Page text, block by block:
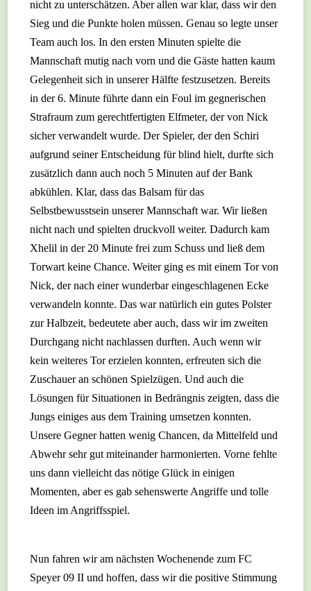
nicht zu unterschätzen. Aber allen war klar, dass wir den
Sieg und die Punkte holen müssen. Genau so legte unser
Team auch los. In den ersten Minuten spielte die
Mannschaft mutig nach vorn und die Gäste hatten kaum
Gelegenheit sich in unserer Hälfte festzusetzen. Bereits
in der 6. Minute führte dann ein Foul im gegnerischen
Strafraum zum gerechtfertigten Elfmeter, der von Nick
sicher verwandelt wurde. Der Spieler, der den Schiri
aufgrund seiner Entscheidung für blind hielt, durfte sich
zusätzlich dann auch noch 5 Minuten auf der Bank
abkühlen. Klar, dass das Balsam für das
Selbstbewusstsein unserer Mannschaft war. Wir ließen
nicht nach und spielten druckvoll weiter. Dadurch kam
Xhelil in der 20 Minute frei zum Schuss und ließ dem
Torwart keine Chance. Weiter ging es mit einem Tor von
Nick, der nach einer wunderbar eingeschlagenen Ecke
verwandeln konnte. Das war natürlich ein gutes Polster
zur Halbzeit, bedeutete aber auch, dass wir im zweiten
Durchgang nicht nachlassen durften. Auch wenn wir
kein weiteres Tor erzielen konnten, erfreuten sich die
Zuschauer an schönen Spielzügen. Und auch die
Lösungen für Situationen in Bedrängnis zeigten, dass die
Jungs einiges aus dem Training umsetzen konnten.
Unsere Gegner hatten wenig Chancen, da Mittelfeld und
Abwehr sehr gut miteinander harmonierten. Vorne fehlte
uns dann vielleicht das nötige Glück in einigen
Momenten, aber es gab sehenswerte Angriffe und tolle
Ideen im Angriffsspiel.
Nun fahren wir am nächsten Wochenende zum FC
Speyer 09 II und hoffen, dass wir die positive Stimmung